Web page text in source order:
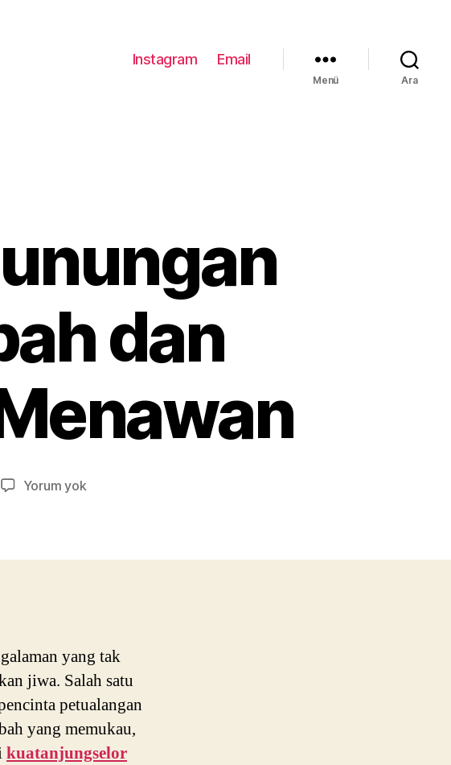
Instagram Email
Menü Ara
dan
Yorum yokEksplorasi
dan
yang tak
jiwa. Salah satu
petualangan
yang memukau,
kuatanjungselor